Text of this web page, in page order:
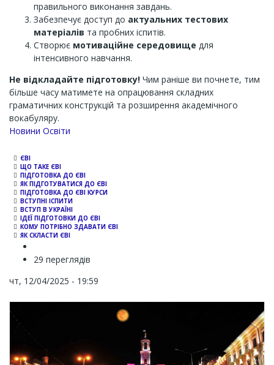
правильного виконання завдань.
Забезпечує доступ до актуальних тестових
матеріалів та пробних іспитів.
Створює мотиваційне середовище для
інтенсивного навчання.
Не відкладайте підготовку! Чим раніше ви почнете, тим
більше часу матимете на опрацювання складних
граматичних конструкцій та розширення академічного
вокабуляру.
Channel
Новини Освіти
ЄВІ
ЩО ТАКЕ ЄВІ
ПІДГОТОВКА ДО ЄВІ
ЯК ПІДГОТУВАТИСЯ ДО ЄВІ
ПІДГОТОВКА ДО ЄВІ КУРСИ
ВСТУПНІ ІСПИТИ
ВСТУП В УКРАЇНІ
ІДЕЇ ПІДГОТОВКИ ДО ЄВІ
КОМУ ПОТРІБНО ЗДАВАТИ ЄВІ
ЯК СКЛАСТИ ЄВІ
29 переглядів
чт, 12/04/2025 - 19:59